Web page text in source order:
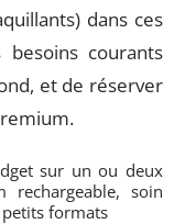
dans ces
courants
et de réserver
sur un ou deux
soin
formats